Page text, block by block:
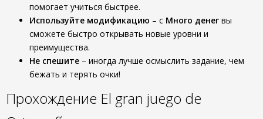
помогает учиться быстрее.
Используйте модификацию – с Много денег вы
сможете быстро открывать новые уровни и
преимущества.
Не спешите – иногда лучше осмыслить задание, чем
бежать и терять очки!
Прохождение El gran juego de